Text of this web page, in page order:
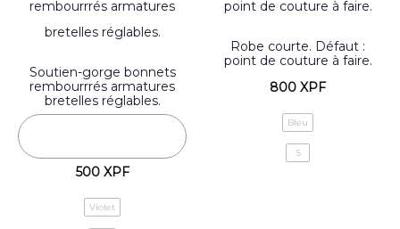
Soutien-gorge bonnets
rembourrrés armatures
bretelles réglables.
500 XPF
Violet
Robe courte. Défaut :
point de couture à faire.
800 XPF
Bleu
S